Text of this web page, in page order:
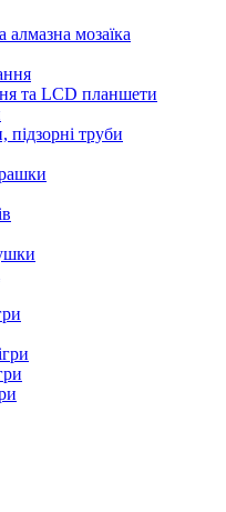
мозаїка
та LCD планшети
підзорні труби